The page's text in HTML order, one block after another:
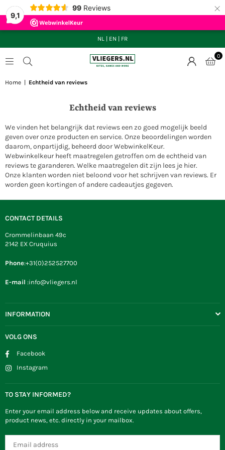
9,1
99 Reviews ×
NL EN FR
0
Home Echtheid van reviews
Echtheid van reviews
We vinden het belangrijk dat reviews een zo goed mogelijk beeld
geven over onze producten en service. Onze beoordelingen worden
daarom, onpartijdig, beheerd doorWebwinkelKeur.
Webwinkelkeur heeft maatregelen getroffen om de echtheid van
reviews te garanderen. Welke maatregelen dit zijn lees je hier.
Onze klanten worden niet beloond voor het schrijven van reviews. Er
worden geen kortingen of andere cadeautjes gegeven.
CONTACT DETAILS
Crommelinbaan 49c
2142 EX Cruquius
Phone:+31(0)252527700
E-mail :info@vliegers.nl
INFORMATION
VOLG ONS
Facebook
Instagram
TO STAY INFORMED?
Enter your email address below and receive updates about offers,
product news, etc. directly in your mailbox.